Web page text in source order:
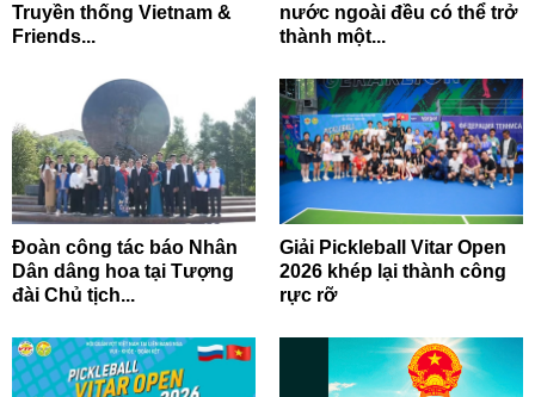
Truyền thống Vietnam &
Friends...
nước ngoài đều có thể trở
thành một...
Đoàn công tác báo Nhân
Dân dâng hoa tại Tượng
đài Chủ tịch...
Giải Pickleball Vitar Open
2026 khép lại thành công
rực rỡ